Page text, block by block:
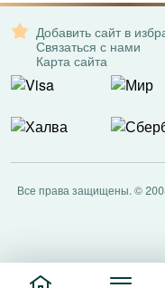
Добавить сайт в
Связаться с нами
Карта сайта
Все права защищены. ©